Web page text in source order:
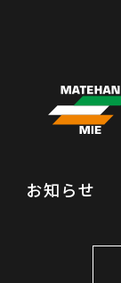
お知らせ